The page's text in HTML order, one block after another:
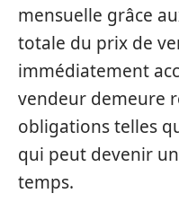
mensuelle grâce
totale du prix de
immédiatement
vendeur demeure
obligations telles
qui peut devenir
temps.